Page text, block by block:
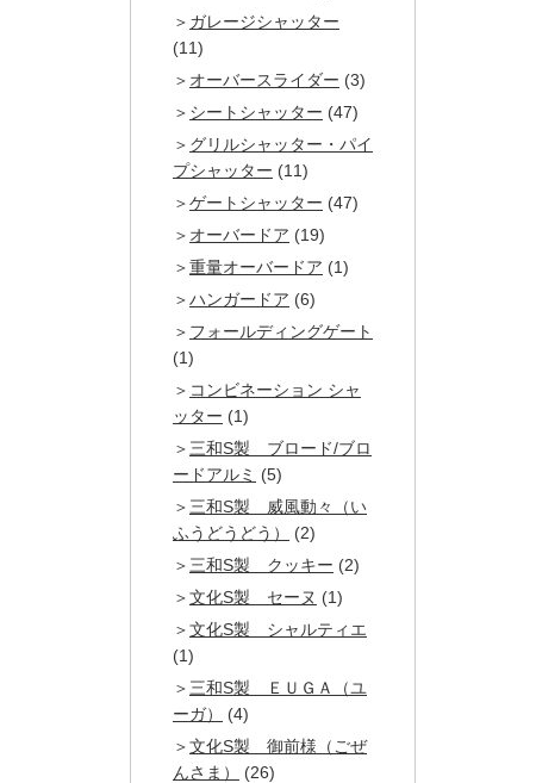
ガレージシャッター
(11)
オーバースライダー (3)
シートシャッター (47)
グリルシャッター・パイ
プシャッター (11)
ゲートシャッター (47)
オーバードア (19)
重量オーバードア (1)
ハンガードア (6)
フォールディングゲート
(1)
コンビネーション シャ
ッター (1)
三和S製 ブロード/ブロ
ードアルミ (5)
三和S製 威風動々（い
ふうどうどう）
(2)
三和S製 クッキー (2)
文化S製 セーヌ (1)
文化S製 シャルティエ
(1)
三和S製 ＥＵＧＡ（ユ
ーガ）
(4)
文化S製 御前様（ごぜ
んさま）
(26)